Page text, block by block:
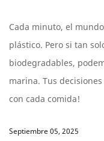
Cada minuto, el
plástico. Pero si tan
biodegradables,
marina. Tus
con cada comida!
Septiembre 05, 2025